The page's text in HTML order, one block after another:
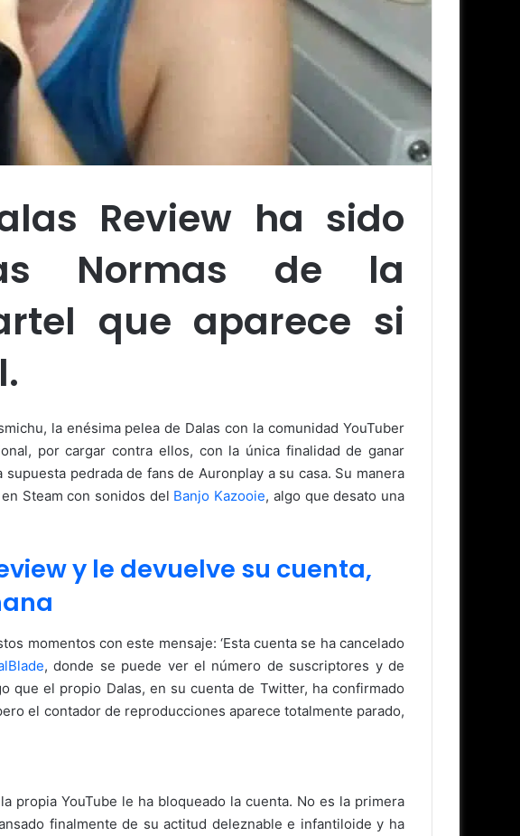
Review ha sido
Normas de la
que aparece si
la enésima pelea de Dalas con la comunidad YouTuber
por cargar contra ellos, con la única finalidad de ganar
pedrada de fans de Auronplay a su casa. Su manera
Steam con sonidos del Banjo Kazooie, algo que desato una
y le devuelve su cuenta,
momentos con este mensaje: ‘Esta cuenta se ha cancelado
, donde se puede ver el número de suscriptores y de
que el propio Dalas, en su cuenta de Twitter, ha confirmado
el contador de reproducciones aparece totalmente parado,
propia YouTube le ha bloqueado la cuenta. No es la primera
finalmente de su actitud deleznable e infantiloide y ha